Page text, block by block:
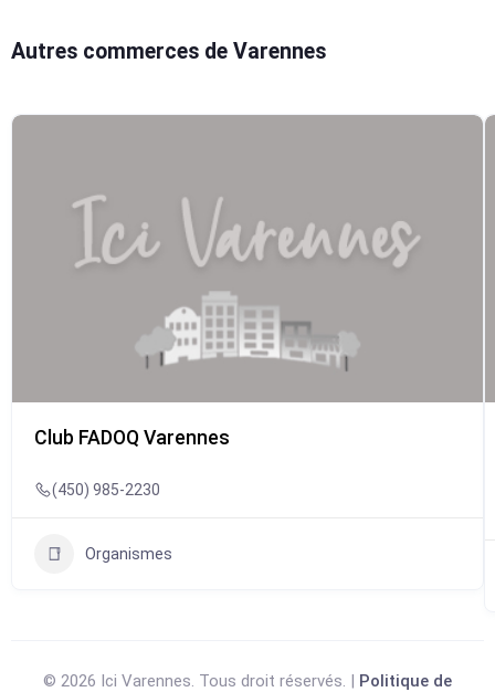
Autres commerces de Varennes
Club FADOQ Varennes
(450) 985-2230
Organismes
© 2026 Ici Varennes. Tous droit réservés. | Politique de